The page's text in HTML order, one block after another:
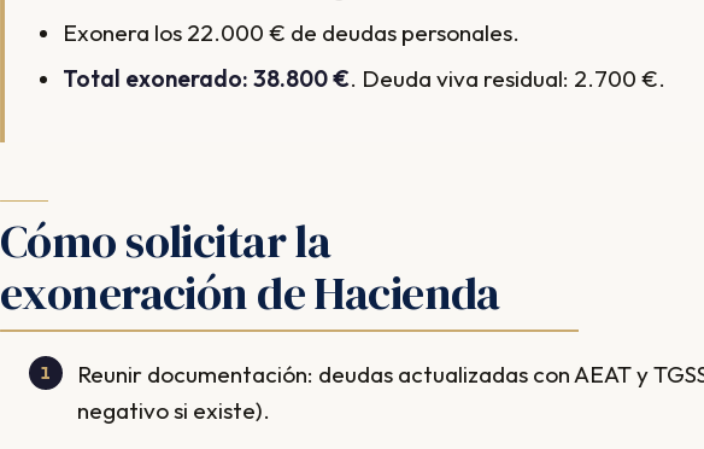
Exonera los 22.000 € de deudas personales.
Total exonerado: 38.800 €. Deuda viva residual: 2.700 €.
Cómo solicitar la
exoneración de Hacienda
Reunir documentación: deudas actualizadas con AEAT y
negativo si existe).